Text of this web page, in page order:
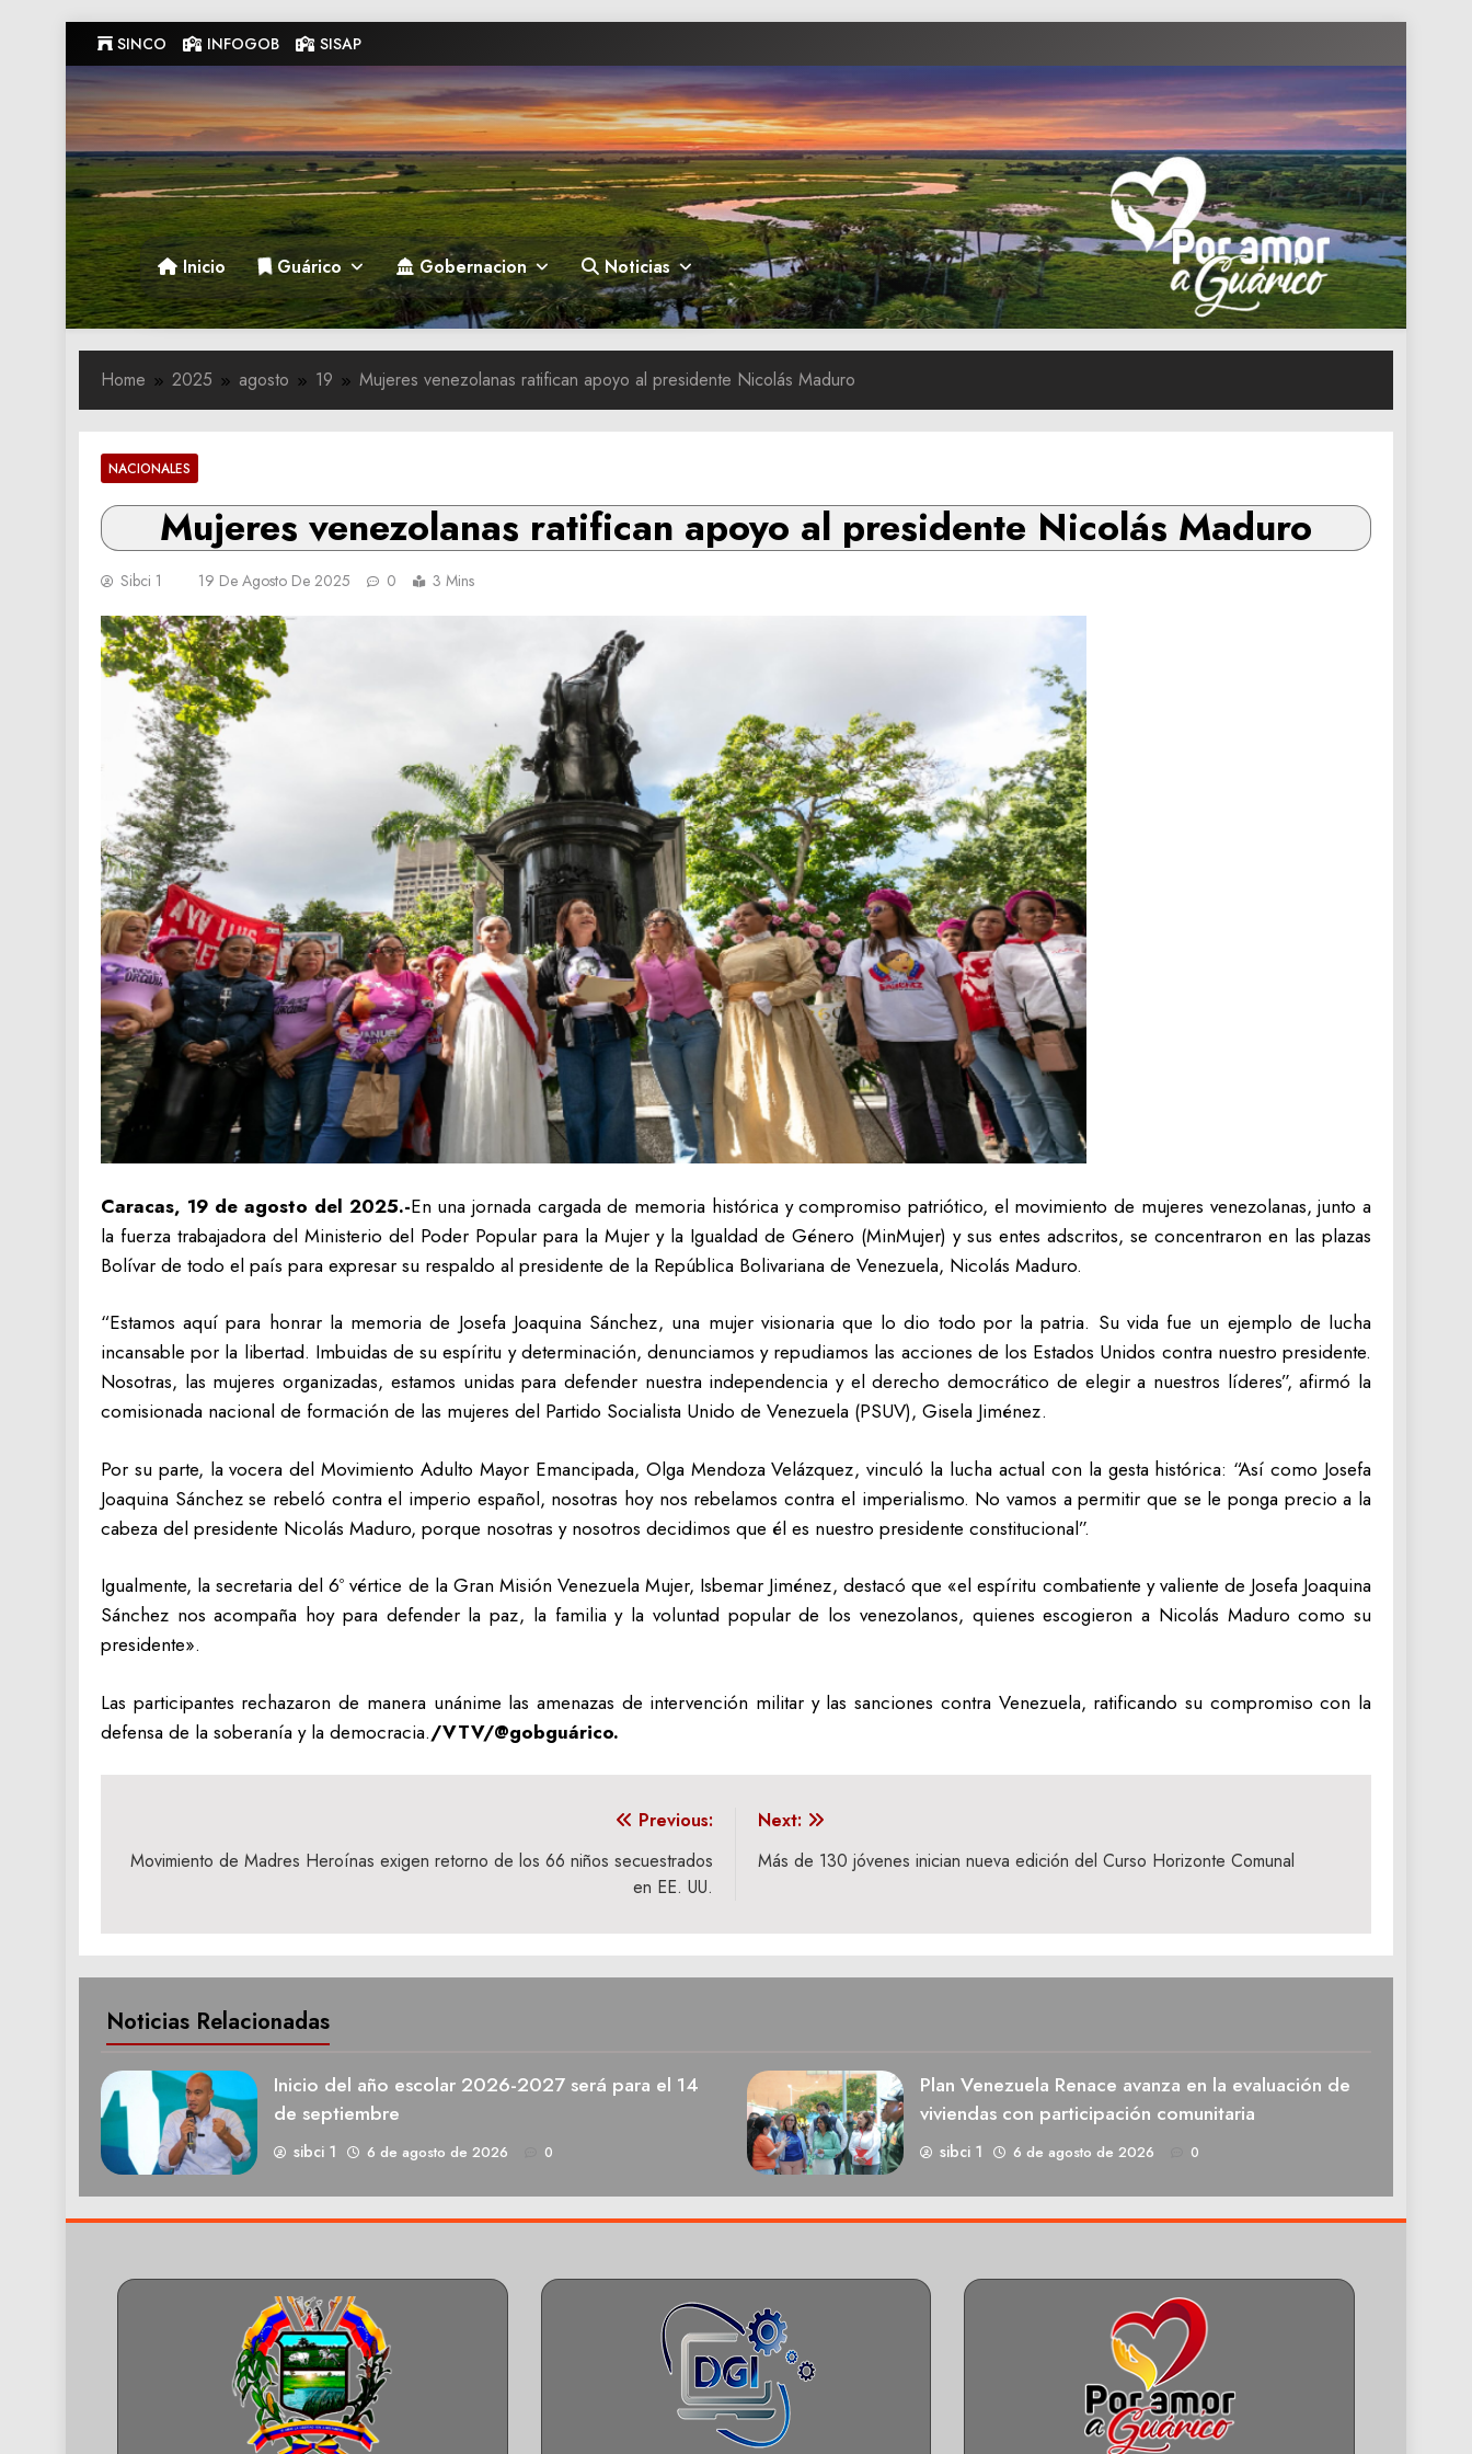
to
content
SINCO INFOGOB SISAP
Gobernacion de Guarico
Gobernacion de Guarico
Inicio Guárico Gobernacion Noticias
Home 2025 agosto 19 Mujeres venezolanas ratifican apoyo al presidente Nicolás Maduro
NACIONALES
Mujeres venezolanas ratifican apoyo al presidente Nicolás Maduro
Sibci 1 19 De Agosto De 2025 0 3 Mins
Caracas, 19 de agosto del 2025.-En una jornada cargada de memoria histórica y compromiso patriótico, el movimiento de mujeres venezolanas, junto a
la fuerza trabajadora del Ministerio del Poder Popular para la Mujer y la Igualdad de Género (MinMujer) y sus entes adscritos, se concentraron en las plazas
Bolívar de todo el país para expresar su respaldo al presidente de la República Bolivariana de Venezuela, Nicolás Maduro.
“Estamos aquí para honrar la memoria de Josefa Joaquina Sánchez, una mujer visionaria que lo dio todo por la patria. Su vida fue un ejemplo de lucha
incansable por la libertad. Imbuidas de su espíritu y determinación, denunciamos y repudiamos las acciones de los Estados Unidos contra nuestro presidente.
Nosotras, las mujeres organizadas, estamos unidas para defender nuestra independencia y el derecho democrático de elegir a nuestros líderes”, afirmó la
comisionada nacional de formación de las mujeres del Partido Socialista Unido de Venezuela (PSUV), Gisela Jiménez.
Por su parte, la vocera del Movimiento Adulto Mayor Emancipada, Olga Mendoza Velázquez, vinculó la lucha actual con la gesta histórica: “Así como Josefa
Joaquina Sánchez se rebeló contra el imperio español, nosotras hoy nos rebelamos contra el imperialismo. No vamos a permitir que se le ponga precio a la
cabeza del presidente Nicolás Maduro, porque nosotras y nosotros decidimos que él es nuestro presidente constitucional”.
Igualmente, la secretaria del 6º vértice de la Gran Misión Venezuela Mujer, Isbemar Jiménez, destacó que «el espíritu combatiente y valiente de Josefa Joaquina
Sánchez nos acompaña hoy para defender la paz, la familia y la voluntad popular de los venezolanos, quienes escogieron a Nicolás Maduro como su
presidente».
Las participantes rechazaron de manera unánime las amenazas de intervención militar y las sanciones contra Venezuela, ratificando su compromiso con la
defensa de la soberanía y la democracia./VTV/@gobguárico.
de
Previous:
Movimiento de Madres Heroínas exigen retorno de los 66 niños secuestrados
en EE. UU.
Next:
Más de 130 jóvenes inician nueva edición del Curso Horizonte Comunal
Noticias Relacionadas
Inicio del año escolar 2026-2027 será para el 14
de septiembre
sibci 1 6 de agosto de 2026 0
Plan Venezuela Renace avanza en la evaluación de
viviendas con participación comunitaria
sibci 1 6 de agosto de 2026 0